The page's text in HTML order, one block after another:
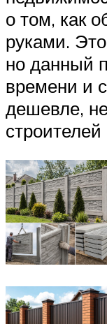
о том, как
руками.
но данный
времени и
дешевле,